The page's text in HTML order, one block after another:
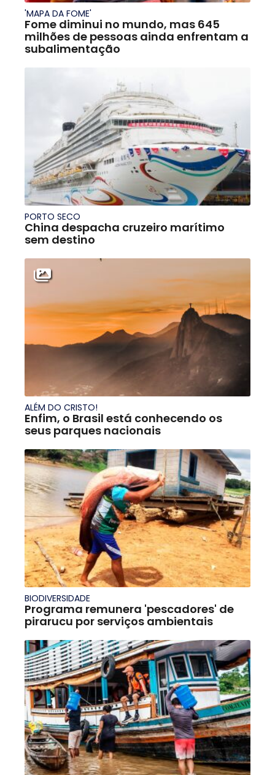
'MAPA DA FOME'
Fome diminui no mundo, mas 645
milhões de pessoas ainda enfrentam a
subalimentação
PORTO SECO
China despacha cruzeiro marítimo
sem destino
ALÉM DO CRISTO!
Enfim, o Brasil está conhecendo os
seus parques nacionais
BIODIVERSIDADE
Programa remunera 'pescadores' de
pirarucu por serviços ambientais